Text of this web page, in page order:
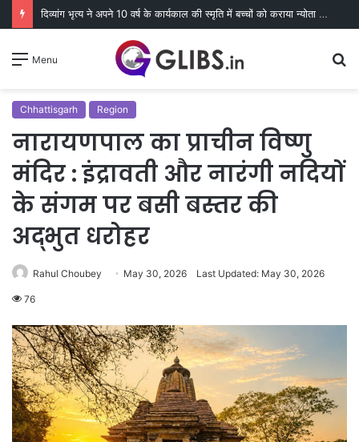
दिव्यांग भृत्य ने अपने 10 वर्ष के कार्यकाल की स्मृति में बच्चों को कराया न्योता भोज
Menu
Chhattisgarh Region
नारायणपाल का प्राचीन विष्णु
मंदिर : इंद्रावती और नारंगी नदियों
के संगम पर बसी बस्तर की
अद्भुत धरोहर
Rahul Choubey May 30, 2026 Last Updated: May 30, 2026
76